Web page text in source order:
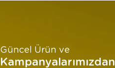
Güncel Ürün ve
Kampanyalarımızdan